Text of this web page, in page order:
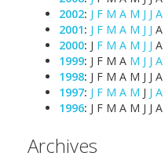
2002: J F M A M J J A
2001: J F M A M J J A
2000: J F M A M J J A
1999: J F M A M J J A
1998: J F M A M J J A
1997: J F M A M J J A
1996: J F M A M J J A
Archives